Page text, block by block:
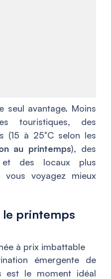
seul avantage. Moins
touristiques, des
(15 à 25°C selon les
au printemps), des
des locaux plus
voyagez mieux
le printemps
à prix imbattable
émergente de
est le moment idéal